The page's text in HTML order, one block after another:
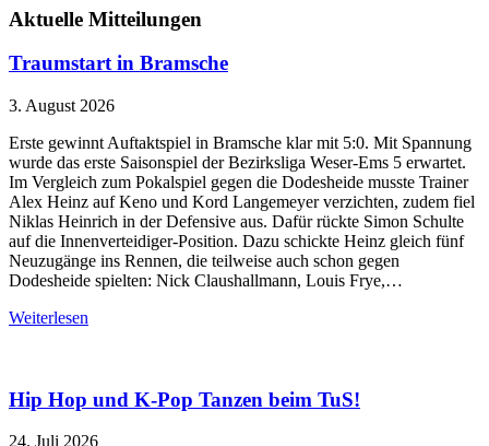
Aktuelle Mitteilungen
Traumstart in Bramsche
3. August 2026
Erste gewinnt Auftaktspiel in Bramsche klar mit 5:0. Mit Spannung
wurde das erste Saisonspiel der Bezirksliga Weser-Ems 5 erwartet.
Im Vergleich zum Pokalspiel gegen die Dodesheide musste Trainer
Alex Heinz auf Keno und Kord Langemeyer verzichten, zudem fiel
Niklas Heinrich in der Defensive aus. Dafür rückte Simon Schulte
auf die Innenverteidiger-Position. Dazu schickte Heinz gleich fünf
Neuzugänge ins Rennen, die teilweise auch schon gegen
Dodesheide spielten: Nick Claushallmann, Louis Frye,…
Weiterlesen
Hip Hop und K-Pop Tanzen beim TuS!
24. Juli 2026